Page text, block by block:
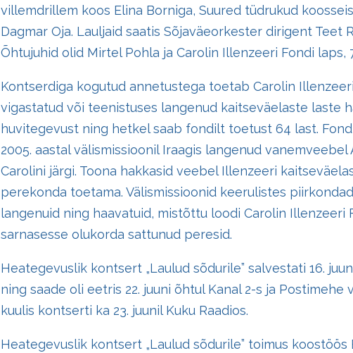
villemdrillem koos Elina Borniga, Suured tüdrukud
Dagmar Oja. Lauljaid saatis Sõjaväeorkester dirigent Teet
Õhtujuhid olid Mirtel Pohla ja Carolin Illenzeeri Fondi laps,
Kontserdiga kogutud annetustega toetab Carolin
vigastatud või teenistuses langenud kaitseväelaste laste
huvitegevust ning hetkel saab fondilt toetust 64 last.
2005. aastal välismissioonil Iraagis langenud
Carolini järgi. Toona hakkasid veebel Illenzeeri
perekonda toetama. Välismissioonid keerulistes
langenuid ning haavatuid, mistõttu loodi Carolin Illenzeeri
sarnasesse olukorda sattunud peresid.
Heategevuslik kontsert „Laulud sõdurile” salvestati 16.
ning saade oli eetris 22. juuni õhtul Kanal 2-s ja Postimehe
kuulis kontserti ka 23. juunil Kuku Raadios.
Heategevuslik kontsert „Laulud sõdurile” toimus koostöös